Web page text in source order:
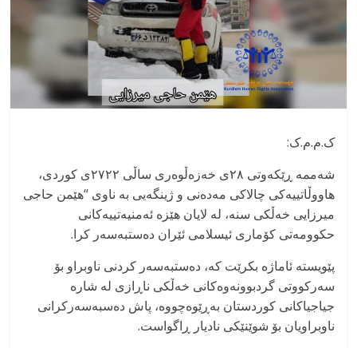
ک.م.م.ک:
شەممە ڕێکەوتی ٢٨ی خەزەڵوەری ساڵی ٢٧٢٢ی کوردی،
هاووڵاتییەکی چالاکی مەدەنی و ژینگەیی بە ناوی “هێمن حاجی
میرزایی خەڵکی سنە، لە لایان هێزە ئەمنیەتییەکانی
حکوومەتی کۆماری ئیسلامی ئێران دەستبەسەر کرا.
پێویستە ئاماژە بکرێت کە، دەستبەسەر کردنی ناوبراو بۆ
سەرکووتی گردبوونەوەکانی خەڵکی ناڕازی لە شارە
جیاجیاکانی کوردستان بەڕێوەچووە، پاش دەسبەسەرکرانی
ناوبراویان بۆ شوێنێکی نادیار ڕاگواست.